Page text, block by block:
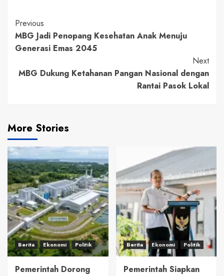
Continue
Reading
Previous
MBG Jadi Penopang Kesehatan Anak Menuju
Generasi Emas 2045
Next
MBG Dukung Ketahanan Pangan Nasional dengan
Rantai Pasok Lokal
More Stories
Berita Ekonomi Politik
Pemerintah Dorong
Berita Ekonomi Politik
Pemerintah Siapkan